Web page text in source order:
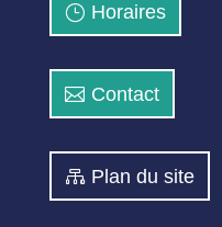
Horaires
Contact
Plan du site